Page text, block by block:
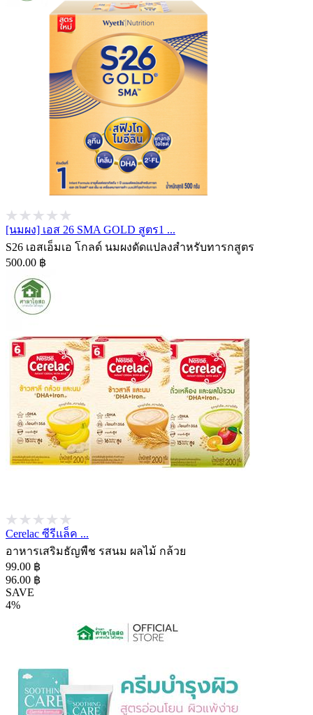
[นมผง] เอส 26 SMA GOLD สูตร1 ...
S26 เอสเอ็มเอ โกลด์ นมผงดัดแปลงสำหรับทารกสูตร
500.00 ฿
Cerelac ซีรีแล็ค ...
อาหารเสริมธัญพืช รสนม ผลไม้ กล้วย
99.00 ฿
96.00 ฿
SAVE
4%